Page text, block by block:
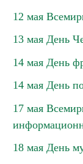
12 мая
13 мая День
14 мая День
14 мая День
17 мая
18 мая День